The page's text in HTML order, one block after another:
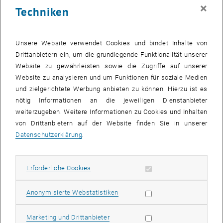
Der Bericht fasst die Erkenntnisse des IBA_Wien 2022 / MA 50 –
empirischen Grundlagen eines gemeinwohlbasierten, nicht-
monetären Anreiz- und Fördersystems im Sinne des
Techniken
×
Unsere Website verwendet Cookies und bindet Inhalte von
Drittanbietern ein, um die grundlegende Funktionalität unserer
Website zu gewährleisten sowie die Zugriffe auf unserer
Website zu analysieren und um Funktionen für soziale Medien
und zielgerichtete Werbung anbieten zu können. Hierzu ist es
nötig Informationen an die jeweiligen Dienstanbieter
weiterzugeben. Weitere Informationen zu Cookies und Inhalten
von Drittanbietern auf der Website finden Sie in unserer
Datenschutzerklärung.
Erforderliche Cookies Erforderliche Cookies zulassen
Anonymisierte WebstatistikenStatistik Cookies zulassen
Marketing und DrittanbieterMarketing Cookies zulassen